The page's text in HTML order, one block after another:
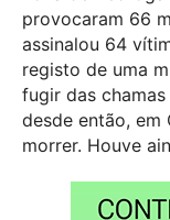
provocaram 66
assinalou 64
registo de uma
fugir das
desde então, em
morrer. Houve